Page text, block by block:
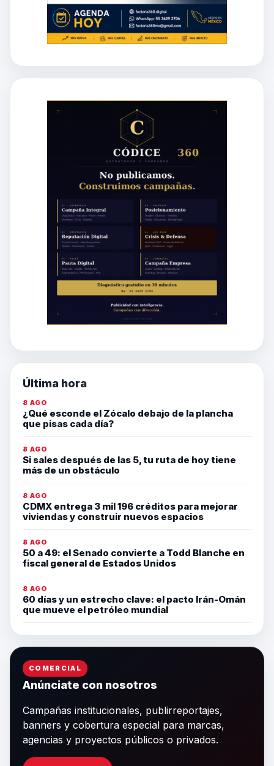
Última hora
8 AGO
¿Qué esconde el Zócalo debajo de la plancha
que pisas cada día?
8 AGO
Si sales después de las 5, tu ruta de hoy tiene
más de un obstáculo
8 AGO
CDMX entrega 3 mil 196 créditos para mejorar
viviendas y construir nuevos espacios
8 AGO
50 a 49: el Senado convierte a Todd Blanche en
fiscal general de Estados Unidos
8 AGO
60 días y un estrecho clave: el pacto Irán-Omán
que mueve el petróleo mundial
COMERCIAL
Anúnciate con nosotros
Campañas institucionales, publirreportajes,
banners y cobertura especial para marcas,
agencias y proyectos públicos o privados.